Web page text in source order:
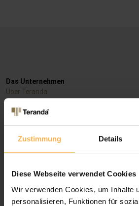
Zustimmung Details
Diese Webseite verwendet Cookies
Wir verwenden Cookies, um Inhalte
personalisieren, Funktionen für
Das Unternehmen
Über Teranda
Jobs & Stellenangebote
Termin / Rückruf einplanen
Ratgeber & Technische Info